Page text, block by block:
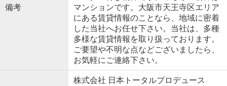
備考
マンションです。大阪市天王寺区エリア
にある賃貸情報のことなら、地域に密着
した当社へお任せ下さい。当社は、多種
多様な賃貸情報を取り扱っております。
ご要望や不明な点などございましたら、
お気軽にご連絡下さい。
株式会社 日本トータルプロデュース